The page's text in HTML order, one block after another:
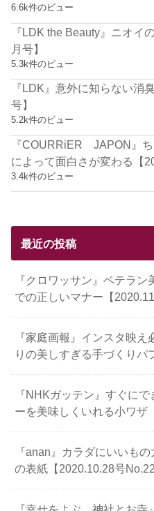
6.6k件のビュー
『LDK the Beauty』ニオイ
月号】
5.3k件のビュー
『LDK』意外に知らない消
号】
5.2k件のビュー
『COURRiER JAPON』
によって面白さが変わる【
3.4k件のビュー
最近の投稿
『クロワッサン』ベテラ
での正しいマナー【
『家庭画報』インスタ映
りの美しすぎる手づくりパ
『NHKガッテン』すぐに
ーを美味しくいれる小ワザ
『anan』カラダにいいも
の表紙【2020.10.28号